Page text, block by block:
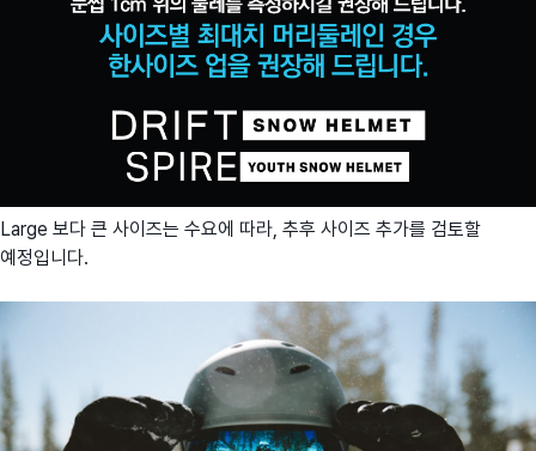
Large 보다 큰 사이즈는 수요에 따라, 추후 사이즈 추가를 검토할
예정입니다.